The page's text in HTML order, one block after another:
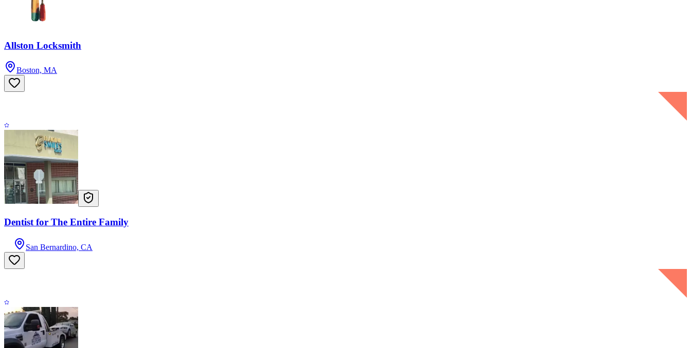
Allston Locksmith
Boston, MA
Dentist for The Entire Family
San Bernardino, CA